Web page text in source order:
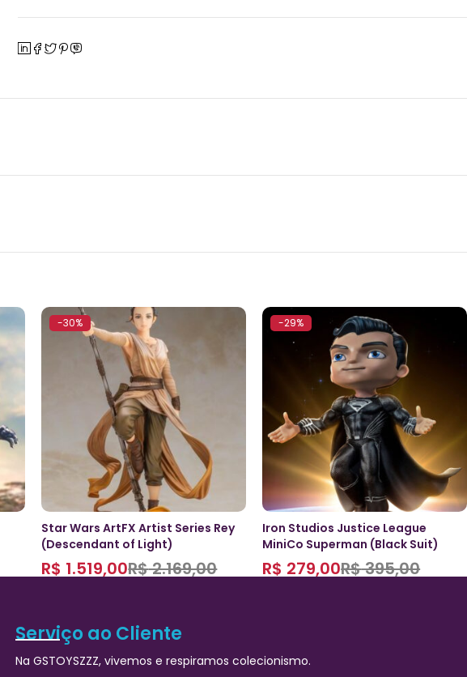
-30%
Star Wars ArtFX Artist Series Rey
(Descendant of Light)
R$2.169,00
R$ 1.519,00
-29%
Iron Studios Justice League
MiniCo Superman (Black Suit)
R$395,00
R$ 279,00
Serviço ao Cliente
Na GSTOYSZZZ, vivemos e respiramos colecionismo.